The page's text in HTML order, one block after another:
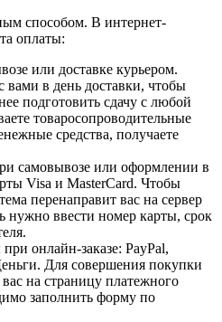
способом. В интернет-
оплаты:
или доставке курьером.
вами в день доставки, чтобы
подготовить сдачу с любой
товаросопроводительные
средства, получаете
самовывозе или оформлении в
Visa и MasterCard. Чтобы
перенаправит вас на сервер
нужно ввести номер карты, срок
онлайн-заказе: PayPal,
Для совершения покупки
на страницу платежного
заполнить форму по